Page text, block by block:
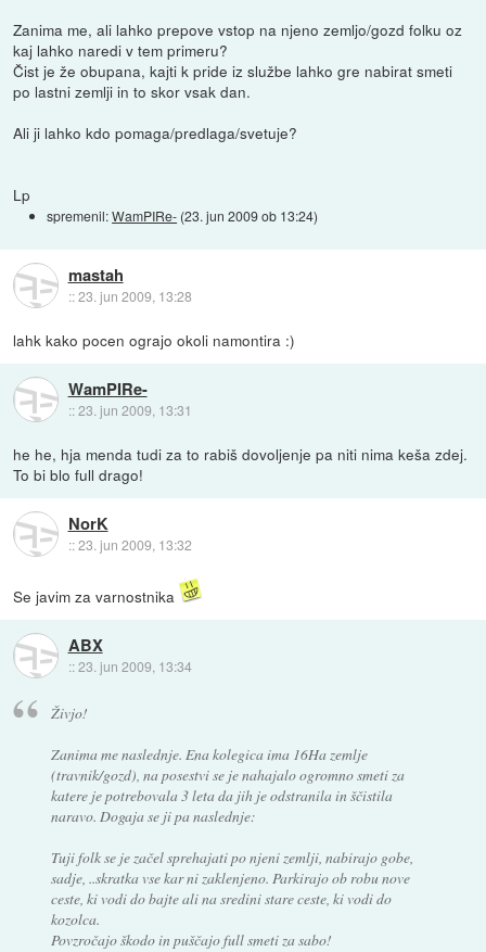
Zanima me, ali lahko prepove vstop na njeno zemljo/gozd folku oz
kaj lahko naredi v tem primeru?
Čist je že obupana, kajti k pride iz službe lahko gre nabirat smeti
po lastni zemlji in to skor vsak dan.
Ali ji lahko kdo pomaga/predlaga/svetuje?
Lp
spremenil:WamPIRe- (23. jun 2009 ob 13:24)
mastah
::23. jun 2009, 13:28
lahk kako pocen ograjo okoli namontira :)
WamPIRe-
::23. jun 2009, 13:31
he he, hja menda tudi za to rabiš dovoljenje pa niti nima keša zdej.
To bi blo full drago!
NorK
::23. jun 2009, 13:32
Se javim za varnostnika
ABX
::23. jun 2009, 13:34
Živjo!
Zanima me naslednje. Ena kolegica ima 16Ha zemlje
(travnik/gozd), na posestvi se je nahajalo ogromno smeti za
katere je potrebovala 3 leta da jih je odstranila in ščistila
naravo. Dogaja se ji pa naslednje:
Tuji folk se je začel sprehajati po njeni zemlji, nabirajo gobe,
sadje, ..skratka vse kar ni zaklenjeno. Parkirajo ob robu nove
ceste, ki vodi do bajte ali na sredini stare ceste, ki vodi do
kozolca.
Povzročajo škodo in puščajo full smeti za sabo!